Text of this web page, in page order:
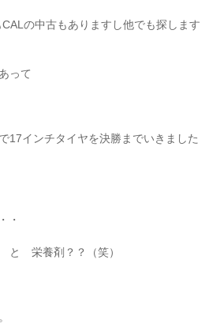
の中古もありますし他でも探します
って
17インチタイヤを決勝までいきました
・
と 栄養剤？？（笑）